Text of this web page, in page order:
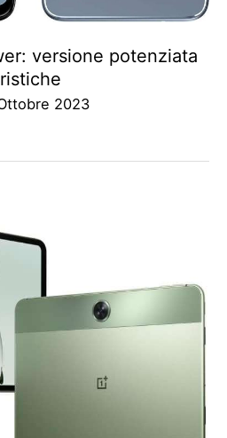
versione potenziata
2023